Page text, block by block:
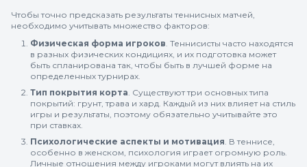
Чтобы точно предсказать результаты теннисных матчей,
необходимо учитывать множество факторов:
Физическая форма игроков . Теннисисты часто находятся
в разных физических кондициях, и их подготовка может
быть спланирована так, чтобы быть в лучшей форме на
определенных турнирах.
Тип покрытия корта . Существуют три основных типа
покрытий: грунт, трава и хард. Каждый из них влияет на стиль
игры и результаты, поэтому обязательно учитывайте это
при ставках.
Психологические аспекты и мотивация . В теннисе,
особенно в женском, психология играет огромную роль.
Личные отношения между игроками могут влиять на их